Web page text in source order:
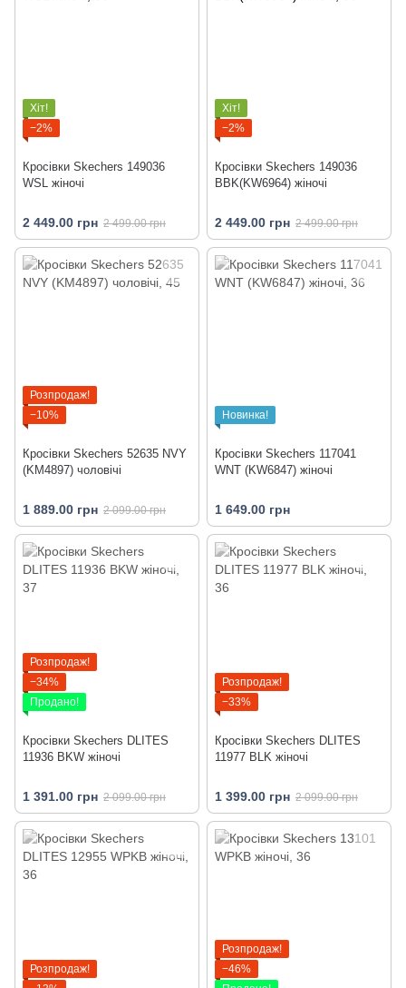
Хіт!
−2%
Кросівки Skechers 149036
WSL жіночі
2 449.00 грн 2 499.00 грн
Хіт!
−2%
Кросівки Skechers 149036
BBK(KW6964) жіночі
2 449.00 грн 2 499.00 грн
Розпродаж!
−10%
Кросівки Skechers 52635 NVY
(KM4897) чоловічі
1 889.00 грн 2 099.00 грн
Новинка!
Кросівки Skechers 117041
WNT (KW6847) жіночі
1 649.00 грн
Розпродаж!
−34%
Продано!
Кросівки Skechers DLITES
11936 BKW жіночі
1 391.00 грн 2 099.00 грн
Розпродаж!
−33%
Кросівки Skechers DLITES
11977 BLK жіночі
1 399.00 грн 2 099.00 грн
Розпродаж!
Розпродаж!
−46%